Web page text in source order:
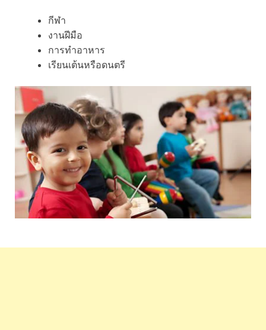
กีฬา
งานฝีมือ
การทำอาหาร
เรียนเต้นหรือดนตรี